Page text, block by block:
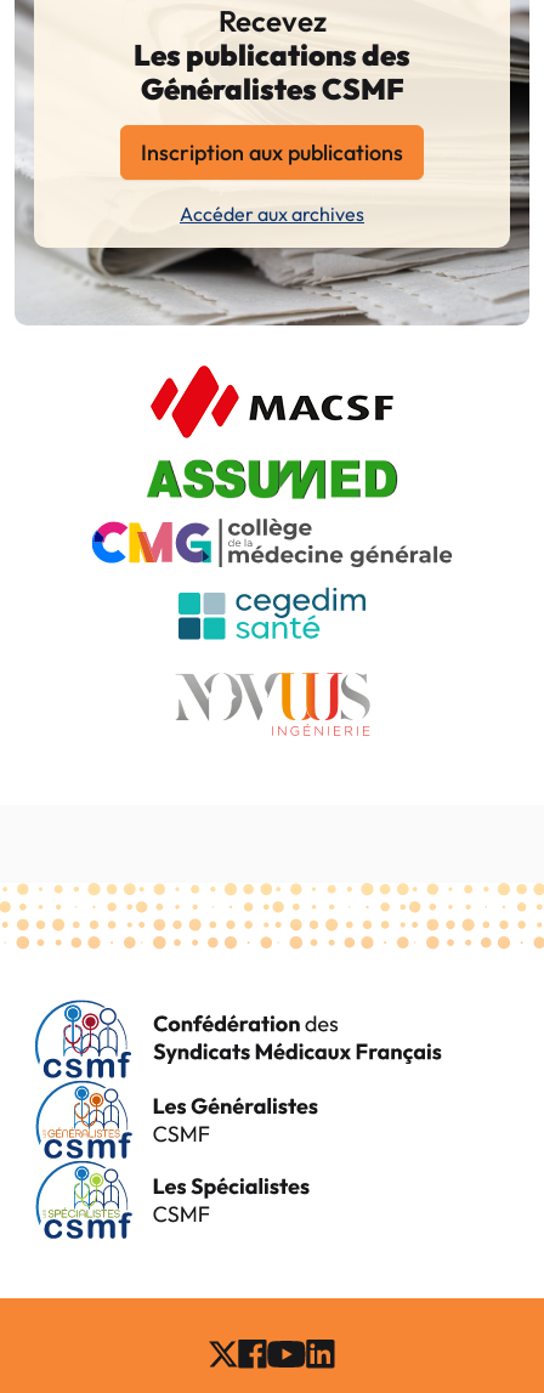
Recevez
Les publications des
Généralistes CSMF
Inscription aux publications
Accéder aux archives